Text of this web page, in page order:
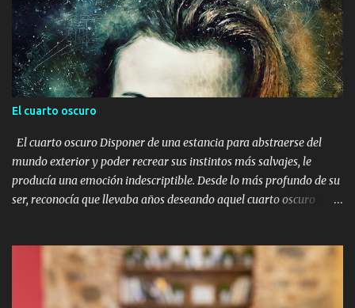
El cuarto oscuro
El cuarto oscuro Disponer de una estancia para abstraerse del
mundo exterior y poder recrear sus instintos más salvajes, le
producía una emoción indescriptible. Desde lo más profundo de su
ser, reconocía que llevaba años deseando aquel cuarto oscuro
persona rara, extrovertida, incluso en algunas ocasiones notaba
miradas de miedo y de desprecio. El miedo no sabía por qué, y el
desprecio posiblemente era por su forma de ser, de vestir, de decir